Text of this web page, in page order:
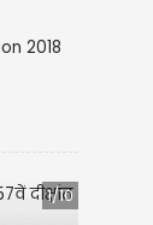
2018
1/10